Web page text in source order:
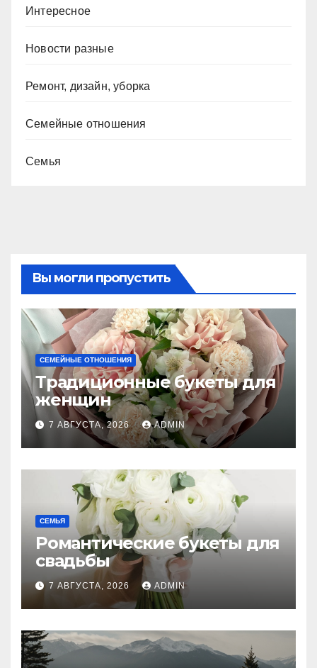
Интересное
Новости разные
Ремонт, дизайн, уборка
Семейные отношения
Семья
Вы могли пропустить
СЕМЕЙНЫЕ ОТНОШЕНИЯ
Традиционные букеты для
женщин
7 АВГУСТА, 2026 ADMIN
СЕМЬЯ
Романтические букеты для
свадьбы
7 АВГУСТА, 2026 ADMIN